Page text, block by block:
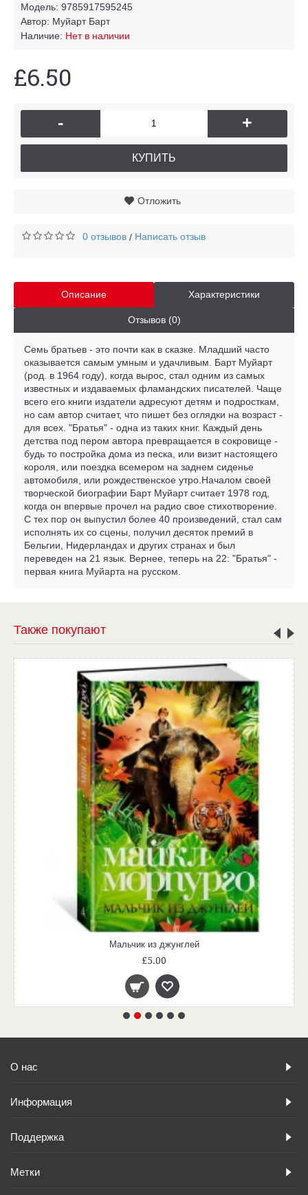
Модель: 9785917595245
Автор: Муйарт Барт
Наличие: Нет в наличии
£6.50
- +
КУПИТЬ
Отложить
0 отзывов / Написать отзыв
Описание Характеристики
Отзывов (0)
Семь братьев - это почти как в сказке. Младший часто
оказывается самым умным и удачливым. Барт Муйарт
(род. в 1964 году), когда вырос, стал одним из самых
известных и издаваемых фламандских писателей. Чаще
всего его книги издатели адресуют детям и подросткам,
но сам автор считает, что пишет без оглядки на возраст -
для всех. "Братья" - одна из таких книг. Каждый день
детства под пером автора превращается в сокровище -
будь то постройка дома из песка, или визит настоящего
короля, или поездка всемером на заднем сиденье
автомобиля, или рождественское утро.Началом своей
творческой биографии Барт Муйарт считает 1978 год,
когда он впервые прочел на радио свое стихотворение.
С тех пор он выпустил более 40 произведений, стал сам
исполнять их со сцены, получил десяток премий в
Бельгии, Нидерландах и других странах и был
переведен на 21 язык. Вернее, теперь на 22: "Братья" -
первая книга Муйарта на русском.
Также покупают
Мальчик из джунглей
£5.00
О нас
Информация
Поддержка
Метки